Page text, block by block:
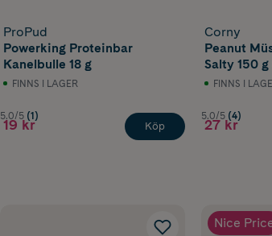
ProPud
Powerking Proteinbar
Kanelbulle 18 g
FINNS I LAGER
5.0/5 (1)
19 kr Köp
Corny
Peanut
Salty 150
FINNS I
5.0/5 (4)
27 kr
Nice